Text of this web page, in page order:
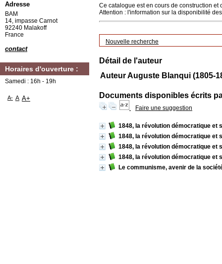
Ce catalogue est en cours de construction
Attention : l'information sur la disponibilité
Nouvelle recherche
Détail de l'auteur
Auteur Auguste Blanqui (1805-
Documents disponibles écrits
Faire une suggestion
1848, la révolution démocratique et
1848, la révolution démocratique et
1848, la révolution démocratique et
1848, la révolution démocratique et
Le communisme, avenir de la
Adresse
BAM
14, impasse Carnot
92240 Malakoff
France
contact
Horaires d'ouverture :
Samedi : 16h - 19h
A- A A+